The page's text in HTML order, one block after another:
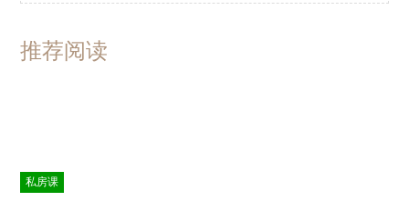
推荐阅读
私房课